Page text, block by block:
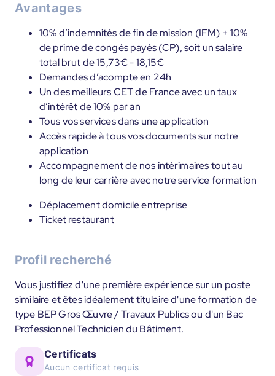
Avantages
10% d’indemnités de fin de mission (IFM) + 10%
de prime de congés payés (CP), soit un salaire
total brut de 15,73€ - 18,15€
Demandes d’acompte en 24h
Un des meilleurs CET de France avec un taux
d’intérêt de 10% par an
Tous vos services dans une application
Accès rapide à tous vos documents sur notre
application
Accompagnement de nos intérimaires tout au
long de leur carrière avec notre service formation
Déplacement domicile entreprise
Ticket restaurant
Profil recherché
Vous justifiez d'une première expérience sur un poste
similaire et êtes idéalement titulaire d'une formation de
type BEP Gros Œuvre / Travaux Publics ou d'un Bac
Professionnel Technicien du Bâtiment.
Certificats
Aucun certificat requis